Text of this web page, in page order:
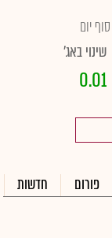
סוף יום
שינוי באג'
0.01
פורום חדשות